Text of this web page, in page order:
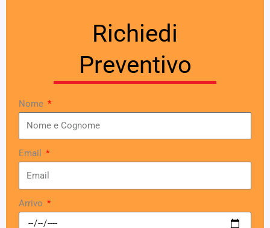
Richiedi
Preventivo
Nome
Email
Arrivo